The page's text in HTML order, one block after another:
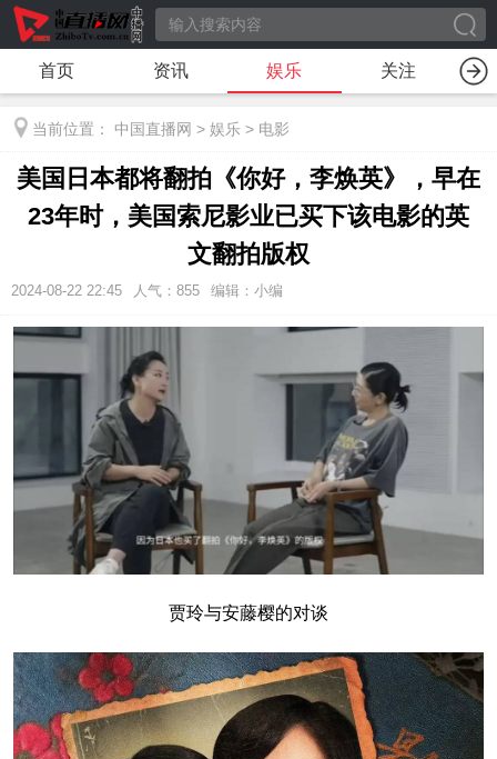
首页 资讯 娱乐 关注
当前位置： 中国直播网 > 娱乐 > 电影
美国日本都将翻拍《你好，李焕英》，早在
23年时，美国索尼影业已买下该电影的英
文翻拍版权
2024-08-22 22:45 人气： 855 编辑：小编
贾玲与安藤樱的对谈